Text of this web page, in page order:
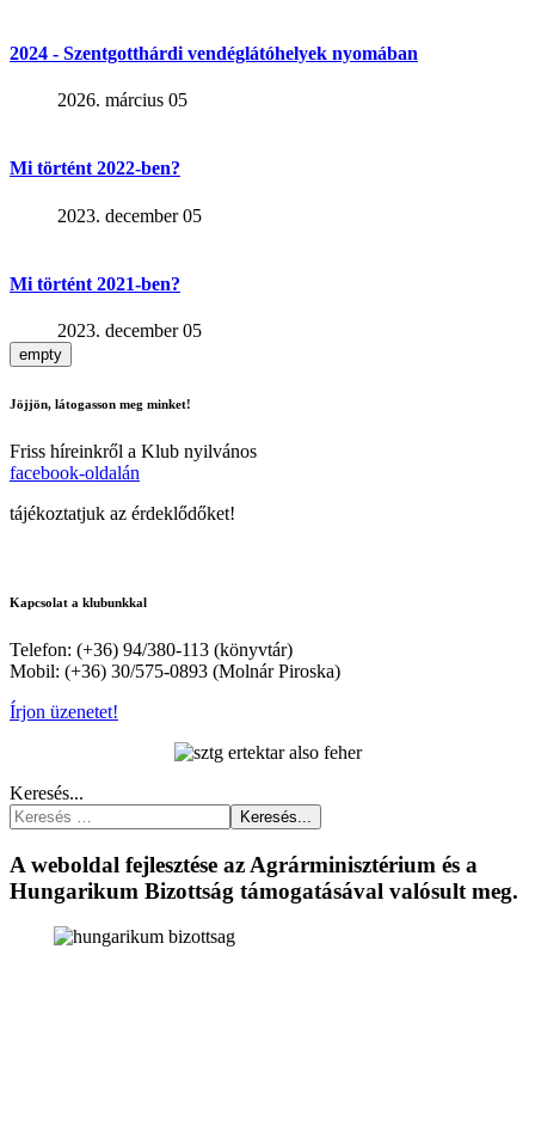
2024 - Szentgotthárdi vendéglátóhelyek nyomában
2026. március 05
Mi történt 2022-ben?
2023. december 05
Mi történt 2021-ben?
2023. december 05
empty
Jöjjön, látogasson meg minket!
Friss híreinkről a Klub nyilvános
facebook-oldalán
tájékoztatjuk az érdeklődőket!
Kapcsolat a klubunkkal
Telefon: (+36) 94/380-113 (könyvtár)
Mobil: (+36) 30/575-0893 (Molnár Piroska)
Írjon üzenetet!
Keresés...
Keresés...
A weboldal fejlesztése az Agrárminisztérium és a
Hungarikum Bizottság támogatásával valósult meg.